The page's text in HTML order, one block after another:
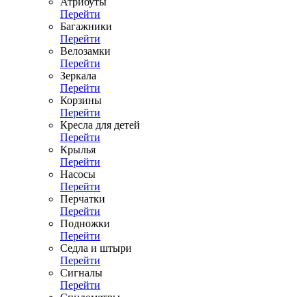
Перейти
Багажники
Перейти
Велозамки
Перейти
Зеркала
Перейти
Корзины
Перейти
Кресла для детей
Перейти
Крылья
Перейти
Насосы
Перейти
Перчатки
Перейти
Подножки
Перейти
Седла и штыри
Перейти
Сигналы
Перейти